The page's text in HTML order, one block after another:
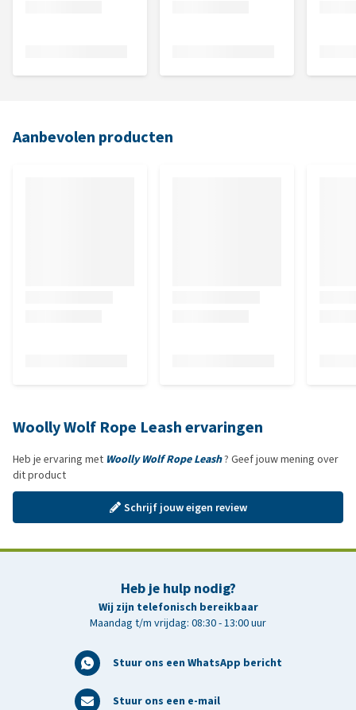
Aanbevolen producten
Woolly Wolf Rope Leash ervaringen
Heb je ervaring met Woolly Wolf Rope Leash? Geef jouw mening over
dit product
Schrijf jouw eigen review
Heb je hulp nodig?
Wij zijn telefonisch bereikbaar
Maandag t/m vrijdag: 08:30 - 13:00 uur
Stuur ons een WhatsApp bericht
Stuur ons een e-mail